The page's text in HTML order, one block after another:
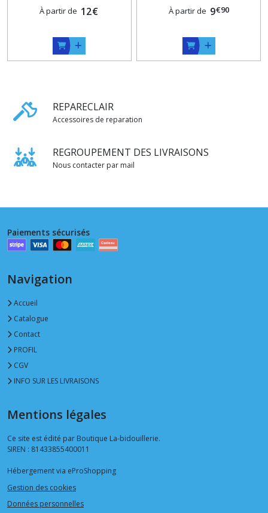
ou kaki
À partir de 12€
gris ou kaki
À partir de 9€90
REPARECLAIR
Accessoires de reparation
REGROUPEMENT DES LIVRAISONS
Nous contacter par mail
Paiements sécurisés
Navigation
Accueil
Catalogue
Contact
PROFIL
CGV
INFO SUR LES LIVRAISONS
Mentions légales
Ce site est édité par Boutique La-bidouillerie.
SIREN : 81433855400011
Hébergement via eProShopping
Gestion des cookies
Données personnelles